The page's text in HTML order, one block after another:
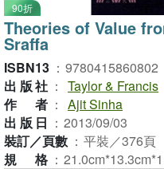
90折
Theories of Value
Sraffa
ISBN13 ： 9780415860802
出版社 ： Taylor & Francis
作者 ： Ajit Sinha
出版日 ： 2013/09/03
裝訂／頁數 ： 平裝／376頁
規格 ：